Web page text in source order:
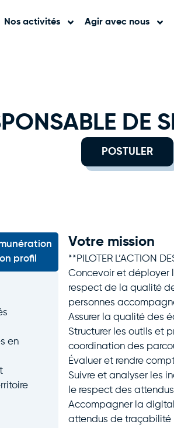
Nos activités Agir avec nous
DE
POSTULER
profil
en
Votre mission
**PILOTER L’ACTION
Concevoir et déployer
respect de la qualité
personnes
Assurer la qualité des
Structurer les outils et
coordination des
Évaluer et rendre
Suivre et analyser les
le respect des
Accompagner la
attendus de traçabilité